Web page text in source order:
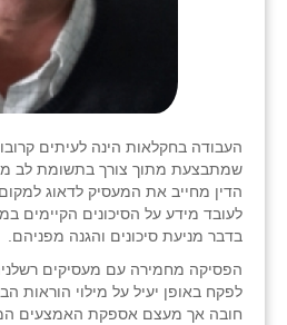
העבודה בחקלאות הינה לעיתים
שמתבצעת מתוך צורך בתשומת לב
הדין מחייב את המעסיק לדאוג
לעובד מידע על הסיכונים הקיימים
בדבר מניעת סיכונים והגנה מפניהם.
הפסיקה מחמירה עם מעסיקים
לפקח באופן יעיל על מילוי הוראות
חובה אך מעצם אספקת האמצעים